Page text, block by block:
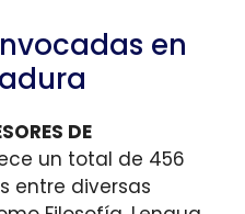
en
DE
un total de 456
entre diversas